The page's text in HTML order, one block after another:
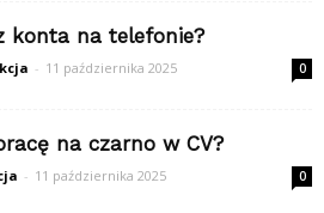
konta na telefonie?
- 11 października 2025 0
na czarno w CV?
- 11 października 2025 0